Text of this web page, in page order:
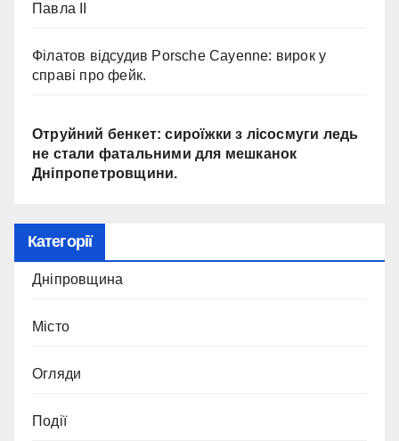
Павла II
Філатов відсудив Porsche Cayenne: вирок у
справі про фейк.
Отруйний бенкет: сироїжки з лісосмуги ледь
не стали фатальними для мешканок
Дніпропетровщини.
Категорії
Дніпровщина
Місто
Огляди
Події